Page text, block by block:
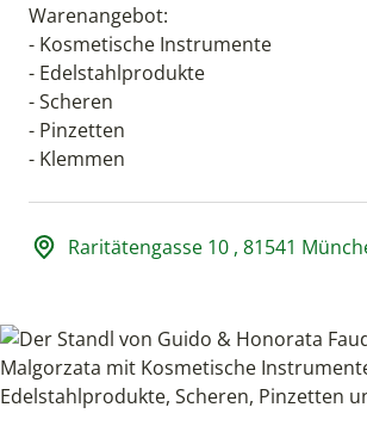
Warenangebot:
- Kosmetische Instrumente
- Edelstahlprodukte
- Scheren
- Pinzetten
- Klemmen
Adresse und
Raritätengasse 10 , 81541